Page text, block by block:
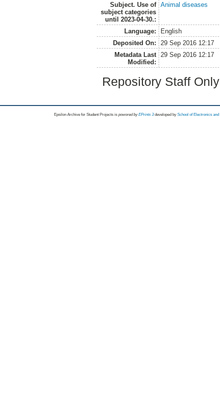
Subject. Use of
subject categories
until 2023-04-30.:
Animal diseases
Language:
English
Deposited On:
29 Sep 2016 12:17
Metadata Last
Modified:
29 Sep 2016 12:17
Repository Staff
Epsilon Archive for Student Projects is powored byEPrints 3 developed by School of Electronics